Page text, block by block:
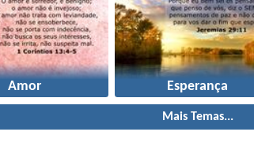
Amor Esperança
Mais Temas...